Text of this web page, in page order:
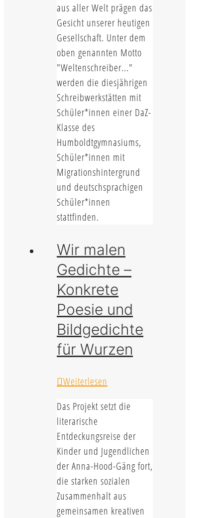
aus aller Welt prägen das
Gesicht unserer heutigen
Gesellschaft. Unter dem
oben genannten Motto
"Weltenschreiber..."
werden die diesjährigen
Schreibwerkstätten mit
Schüler*innen einer DaZ-
Klasse des
Humboldtgymnasiums,
Schüler*innen mit
Migrationshintergrund
und deutschsprachigen
Schüler*innen
stattfinden.
Wir malen
Gedichte –
Konkrete
Poesie und
Bildgedichte
für Wurzen
Weiterlesen
Das Projekt setzt die
literarische
Entdeckungsreise der
Kinder und Jugendlichen
der Anna-Hood-Gäng fort,
die starken sozialen
Zusammenhalt aus
gemeinsamen kreativen